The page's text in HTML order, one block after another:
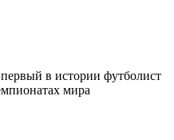
в истории футболист
мира